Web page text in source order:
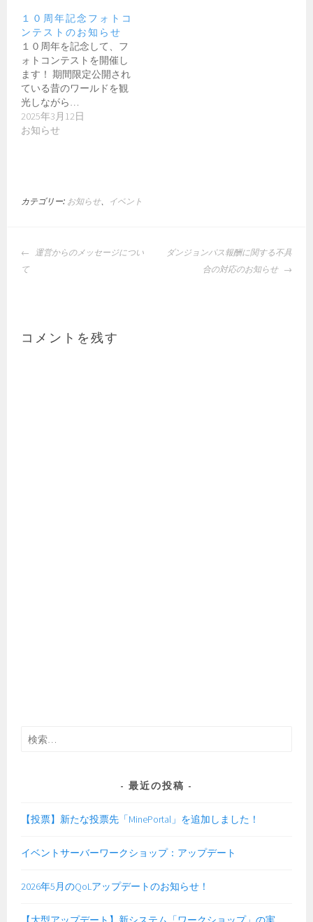
１０周年記念フォトコ
ンテストのお知らせ
１０周年を記念して、フ
ォトコンテストを開催し
ます！ 期間限定公開され
ている昔のワールドを観
光しながら…
2025年3月12日
お知らせ
カテゴリー: お知らせ、 イベント
投
稿
ー
運営からのメッセージについ
て
ダンジョンパス報酬に関する不具
合の対応のお知らせ
コメントを残す
検
最近の投稿
【投票】新たな投票先「MinePortal」を追加しました！
イベントサーバーワークショップ：アップデート
2026年5月のQoLアップデートのお知らせ！